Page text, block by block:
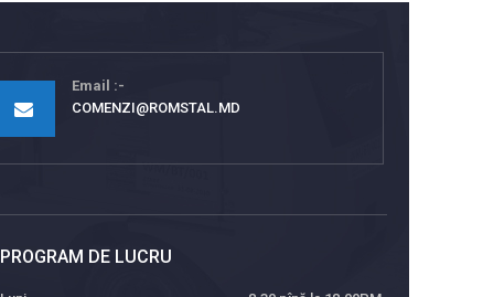
Email
COMENZI@ROMSTAL.MD
PROGRAM DE LUCRU